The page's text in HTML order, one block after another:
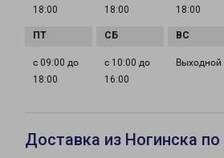
18:00
18:00
18:00
с 09:00 до
18:00
с 10:00 до
16:00
Выходной
Доставка из Ногинска